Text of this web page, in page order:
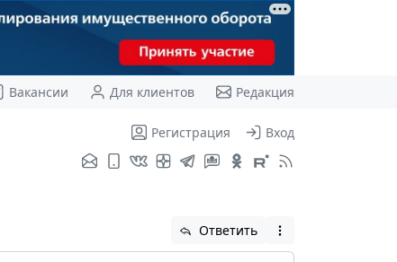
Вакансии Для клиентов Редакция
Регистрация Вход
Ответить